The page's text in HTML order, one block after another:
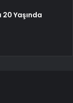
20 Yaşında